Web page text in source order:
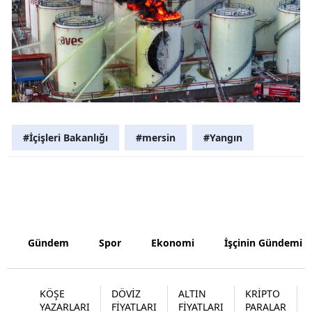
Samsun
Siirt
Sinop
Van
#İçişleri Bakanlığı #mersin #Yangın
Gündem Spor Ekonomi İşçinin Gündemi
KÖŞE
YAZARLARI
DÖVİZ
FİYATLARI
ALTIN
FİYATLARI
KRİPTO
PARALAR